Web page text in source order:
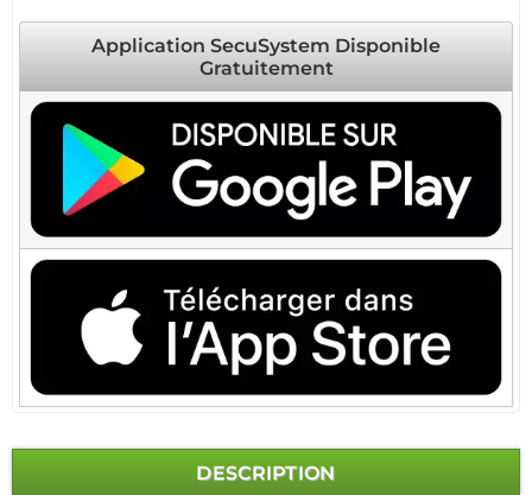
Application SecuSystem Disponible
Gratuitement
DESCRIPTION